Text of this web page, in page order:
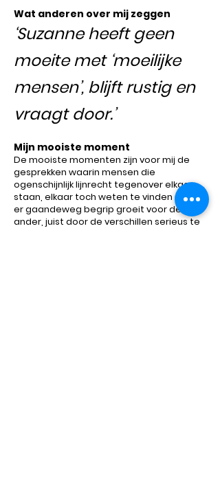
Wat anderen over mij zeggen
‘Suzanne heeft geen
moeite met ‘moeilijke
mensen’, blijft rustig en
vraagt door.’
Mijn mooiste moment
De mooiste momenten zijn voor mij de
gesprekken waarin mensen die
ogenschijnlijk lijnrecht tegenover elkaar
staan, elkaar toch weten te vinden – als
er gaandeweg begrip groeit voor de
ander, juist door de verschillen serieus te